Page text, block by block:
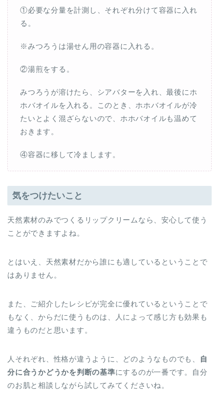
①必要な分量を計測し、それぞれ分けて容器に入れ
る。
※みつろうは湯せん用の容器に入れる。
②湯煎をする。
みつろうが溶けたら、シアバターを入れ、最後にホ
ホバオイルを入れる。このとき、ホホバオイルが冷
たいとよく混ざらないので、ホホバオイルも温めて
おきます。
④容器に移して冷まします。
気をつけたいこと
天然素材のみでつくるリップクリームなら、安心して使う
ことができますよね。
とはいえ、天然素材だから誰にも適しているということで
はありません。
また、ご紹介したレシピが完全に優れているということで
もなく、からだに使うものは、人によって感じ方も効果も
違うものだと思います。
人それぞれ、性格が違うように、どのようなものでも、
自
分に合うかどうかを判断の基準にするのが一番です。自分
のお肌と相談しながら試してみてくださいね。